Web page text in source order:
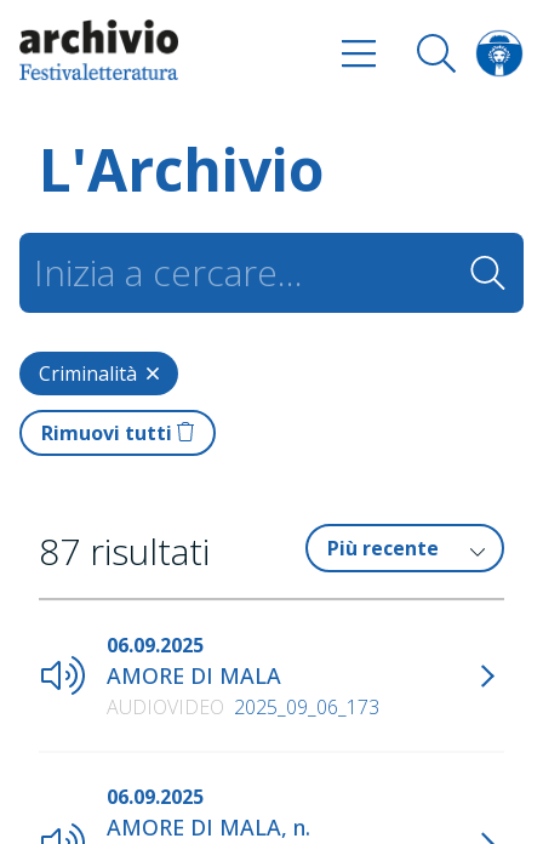
L'Archivio
Criminalità
Rimuovi tutti
87 risultati
06.09.2025
AMORE DI MALA
AUDIOVIDEO 2025_09_06_173
06.09.2025
AMORE DI MALA, n.